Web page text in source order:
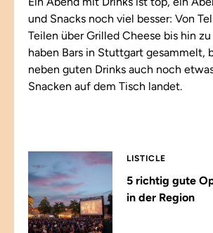
und Snacks noch viel besser: Von
Teilen über Grilled Cheese bis hin
haben Bars in Stuttgart gesammelt,
neben guten Drinks auch noch
Snacken auf dem Tisch landet.
LISTICLE
5 richtig gute
in der Region